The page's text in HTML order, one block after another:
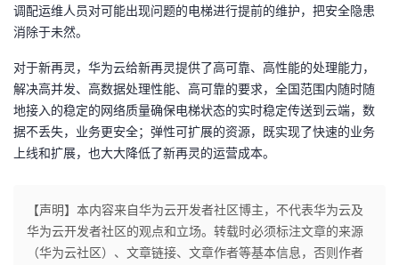
调配运维人员对可能出现问题的电梯进行提前的维护，把安全隐患
消除于未然。
对于新再灵，华为云给新再灵提供了高可靠、高性能的处理能力，
解决高并发、高数据处理性能、高可靠的要求，全国范围内随时随
地接入的稳定的网络质量确保电梯状态的实时稳定传送到云端，数
据不丢失，业务更安全；弹性可扩展的资源，既实现了快速的业务
上线和扩展，也大大降低了新再灵的运营成本。
【声明】本内容来自华为云开发者社区博主，不代表华为云及
华为云开发者社区的观点和立场。转载时必须标注文章的来源
（华为云社区）、文章链接、文章作者等基本信息，否则作者